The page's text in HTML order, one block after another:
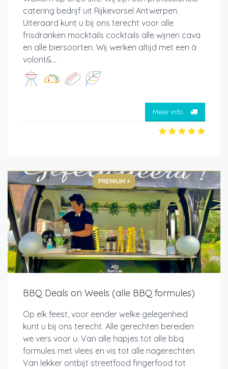
catering bedrijf uit Rijkevorsel Antwerpen.
Uiteraard kunt u bij ons terecht voor alle
frisdranken mocktails cocktails alle wijnen cava
en alle biersoorten. Wij werken altijd met een à
volont&...
Meer info
PREMIUM +
BBQ Deals on Weels (alle BBQ formules)
Op elk feest, voor eender welke gelegenheid
kunt u bij ons terecht. Alle gerechten bereiden
we vers voor u. Van alle hapjes tot alle bbq
formules met vlees en vis tot alle nagerechten.
Van lekker ontbijt streetfood fingerfood tot